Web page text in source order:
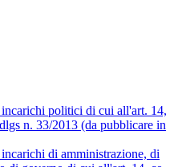
politici di cui all'art. 14,
n. 33/2013 (da pubblicare in
di amministrazione, di